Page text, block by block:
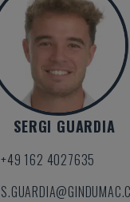
SERGI GUARDIA
+49 162 4027635